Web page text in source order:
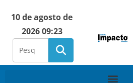
10 de agosto de
2026 09:23